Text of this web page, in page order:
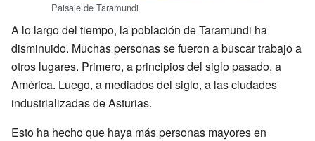
Paisaje de Taramundi
A lo largo del tiempo, la población de Taramundi ha
disminuido. Muchas personas se fueron a buscar trabajo a
otros lugares. Primero, a principios del siglo pasado, a
América. Luego, a mediados del siglo, a las ciudades
industrializadas de Asturias.
Esto ha hecho que haya más personas mayores en